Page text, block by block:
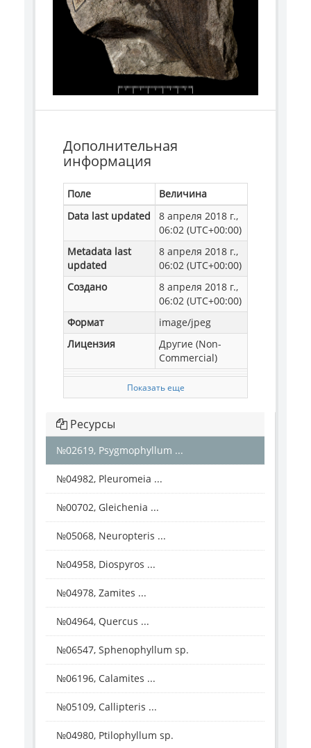
Дополнительная
информация
Поле
Величина
Data last updated
8 апреля 2018 г.,
06:02 (UTC+00:00)
Metadata last
updated
8 апреля 2018 г.,
06:02 (UTC+00:00)
Создано
8 апреля 2018 г.,
06:02 (UTC+00:00)
Формат
image/jpeg
Лицензия
Другие (Non-
Commercial)
Показать еще
Ресурсы
№02619, Psygmophyllum ...
№04982, Pleuromeia ...
№00702, Gleichenia ...
№05068, Neuropteris ...
№04958, Diospyros ...
№04978, Zamites ...
№04964, Quercus ...
№06547, Sphenophyllum sp.
№06196, Calamites ...
№05109, Callipteris ...
№04980, Ptilophyllum sp.